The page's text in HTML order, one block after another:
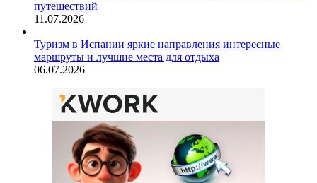
путешествий
11.07.2026
Туризм в Испании яркие направления интересные
маршруты и лучшие места для отдыха
06.07.2026